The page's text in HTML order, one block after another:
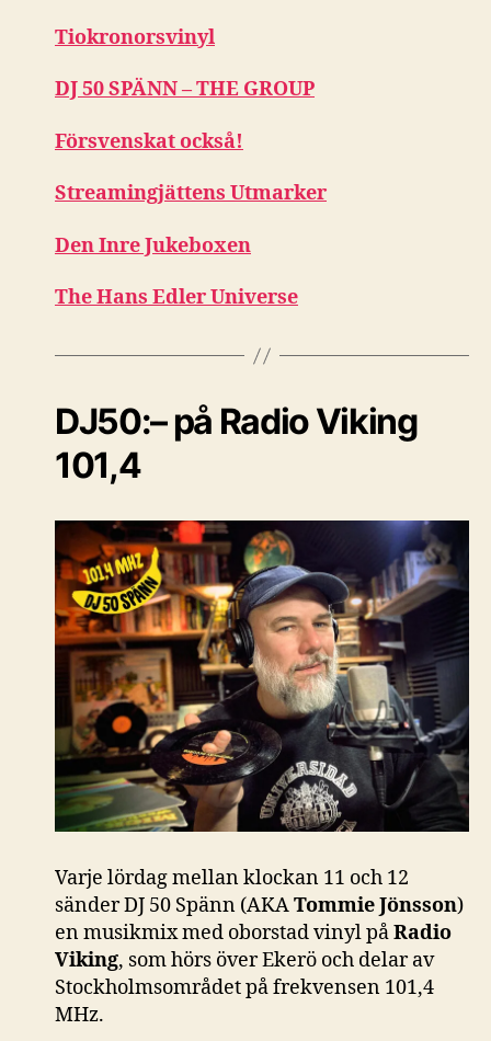
Tiokronorsvinyl
DJ 50 SPÄNN – THE GROUP
Försvenskat också!
Streamingjättens Utmarker
Den Inre Jukeboxen
The Hans Edler Universe
DJ50:– på Radio Viking
101,4
Varje lördag mellan klockan 11 och 12
sänder DJ 50 Spänn (AKATommie Jönsson)
en musikmix med oborstad vinyl påRadio
Viking, som hörs över Ekerö och delar av
Stockholmsområdet på frekvensen 101,4
MHz.